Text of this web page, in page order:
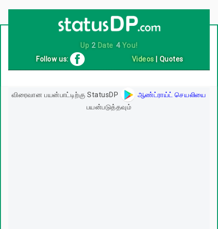
Up 2Date 4You!
Follow us: Videos Quotes
விரைவான பயன்பாட்டிற்கு StatusDP
ஆண்ட்ராய்ட் செயலியை
பயன்படுத்தவும்